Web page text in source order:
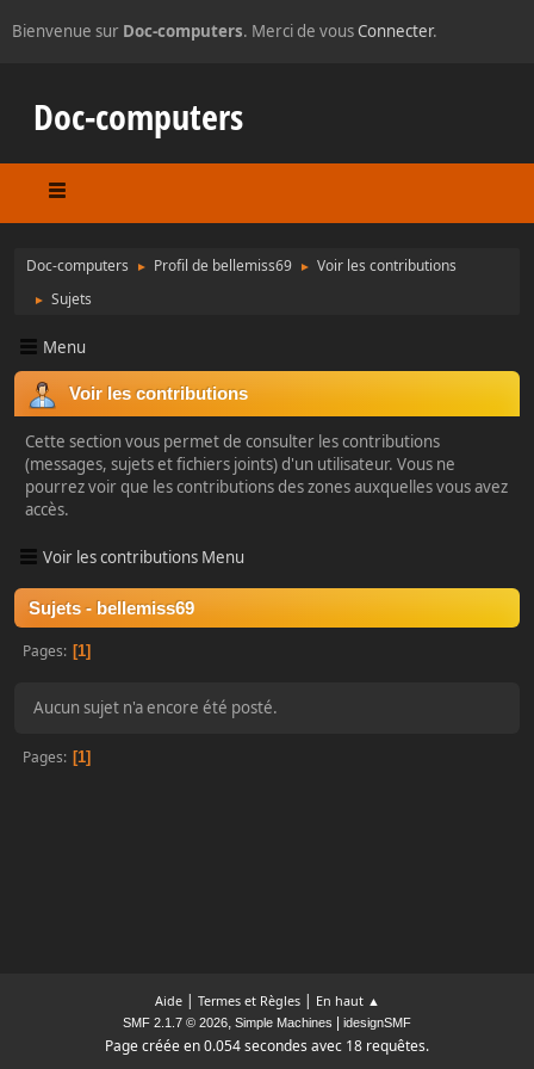
Bienvenue sur Doc-computers. Merci de vousConnecter.
Doc-computers
Doc-computers ► Profil de bellemiss69 ► Voir les contributions
► Sujets
Menu
Voir les contributions
Cette section vous permet de consulter les contributions
(messages, sujets et fichiers joints) d'un utilisateur. Vous ne
pourrez voir que les contributions des zones auxquelles vous avez
accès.
Voir les contributions Menu
Sujets - bellemiss69
Pages 1
Aucun sujet n'a encore été posté.
Pages 1
Aide| Termes et Règles| En haut ▲
SMF 2.1.7 © 2026, Simple Machines idesignSMF
Page créée en 0.054 secondes avec 18 requêtes.